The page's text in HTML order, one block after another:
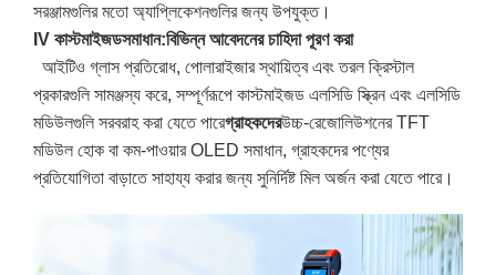
সরঞ্জামগুলির মতো অ্যাপ্লিকেশনগুলির জন্য উপযুক্ত।
IV কাস্টমাইজডসমাধান:বিভিন্ন আবেদনের চাহিদা পূরণ করা
আইটিও গ্লাস প্রতিরোধ, পোলারাইজার স্থায়িত্ব এবং তরল ক্রিস্টাল
প্রকারগুলি সামঞ্জস্য করে, সম্পূর্ণরূপে কাস্টমাইজড এলসিডি স্ক্রিন এবং এলসিডি
মডিউলগুলি সরবরাহ করা যেতে পারেগ্রাহকদেরউচ্চ-রেজোলিউশনের TFT
মডিউল হোক বা কম-পাওয়ার OLED সমাধান, গ্রাহকদের পণ্যের
প্রতিযোগিতা বাড়াতে সাহায্য করার জন্য সুনির্দিষ্ট মিল অর্জন করা যেতে পারে।